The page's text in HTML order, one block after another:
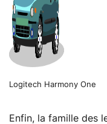
Logitech Harmony One
Enfin, la famille des